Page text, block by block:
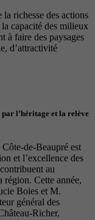
richesse des actions
capacité des milieux
à faire des paysages
d’attractivité
l’héritage et la relève
de-Beaupré est
et l’excellence des
au
région. Cette année,
Boies et M.
général des
Richer,